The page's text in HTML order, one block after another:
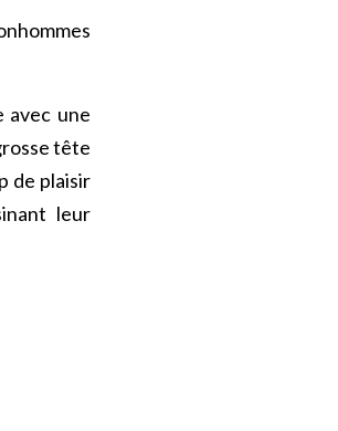
avec une
tête
de plaisir
leur